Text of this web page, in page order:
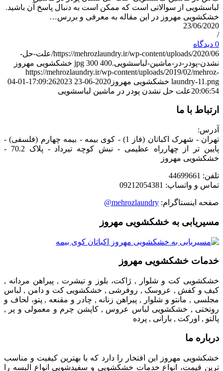
لباسشویی از سوالاتی است که ممکن است به دنبال پاسخ آن باشید.
خشکشویی مهروز در این مقاله به معرفی و بررس…
23/06/2020
/
0 دیدگاه
https://mehrozlaundry.ir/wp-content/uploads/2020/06/علت-حل-
نشدن-پودر-در-ماشین-لباسشویی.jpg
300 400
خشکشویی مهروز
https://mehrozlaundry.ir/wp-content/uploads/2019/02/mehroz-
laundry-11.png خشکشویی مهروز 2020-06-23 17:09:26
2023-01-04
20:06:54علت حل نشدن پودر در ماشین لباسشویی
ارتباط با ما
آدرس:
تهران - شهرک اکباتان (فاز 1) - کوی بیمه - بیمه چهارم (فلسفی) -
پایین تر از چهارراه عظیمی - نبش کوچه تیرداد - پلاک 70.2 -
خشکشویی مهروز
تلفن: 44699661
تماس و واتساپ: 09212054381
صفحه اینستاگرام: mehrozlaundry@
مسیریابی به خشکشویی مهروز
خدمات خشکشویی مهروز
خشکشویی کت و شلوار , ژاکت، بلوز و تیشرت , پیراهن مردانه ,
کیف و کفش , عروسک , روفرشی , خشکشویی کت و دامن , لباس
مجلسی , مانتو و شلوار , پیراهن زنانه , چادر و مقنعه , پتو، لحاف و
روتختی , خشکشویی لباس عروس , کاپشن چرم و معمولی و پر ,
پالتو , اورکت , بارانی , پرده
درباره ما
خشکشویی مهروز این افتخار را دارد که با بهترین کیفیت و مناسب
ترین قیمت، انواع خدمات خشکشویی و سفیدشویی انواع البسه را